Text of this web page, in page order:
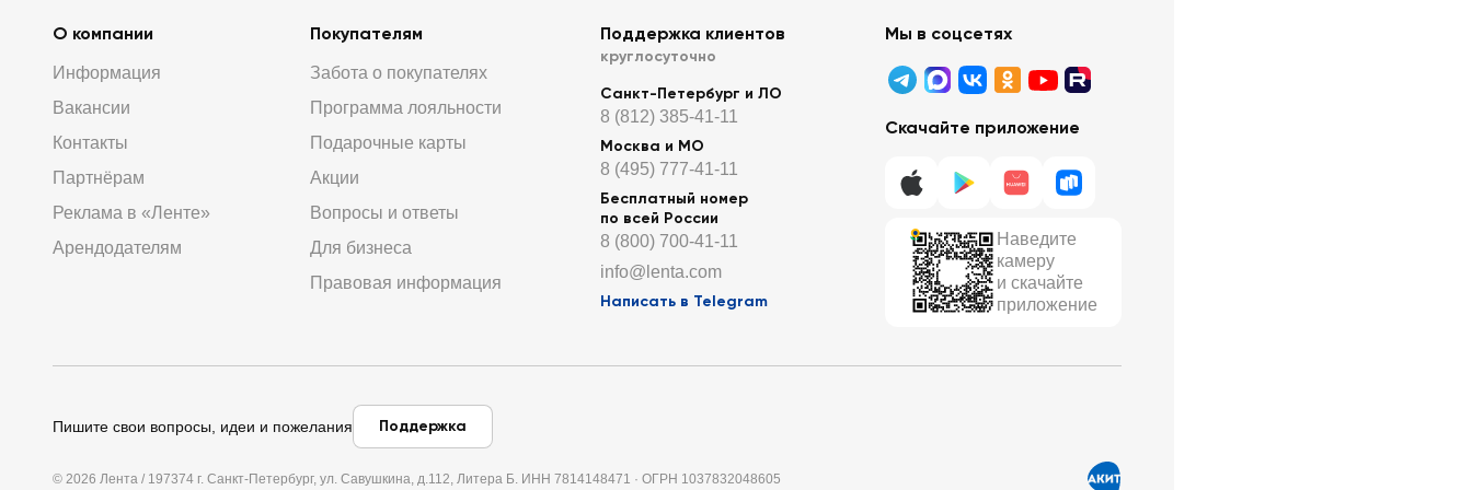
О компании
Информация
Вакансии
Контакты
Партнёрам
Реклама в «Ленте»
Арендодателям
Покупателям
Забота о покупателях
Программа лояльности
Подарочные карты
Акции
Вопросы и ответы
Для бизнеса
Правовая информация
Поддержка клиентов
круглосуточно
Санкт-Петербург и ЛО
8 (812) 385-41-11
Москва и МО
8 (495) 777-41-11
Бесплатный номер
по всей России
8 (800) 700-41-11
info@lenta.com
Написать в Telegram
Мы в соцсетях
Скачайте приложение
Наведите
камеру
и скачайте
приложение
Пишите свои вопросы, идеи и пожелания Поддержка
© 2026 Лента / 197374 г. Санкт-Петербург, ул. Савушкина, д.112, Литера Б. ИНН 7814148471 · ОГРН 1037832048605